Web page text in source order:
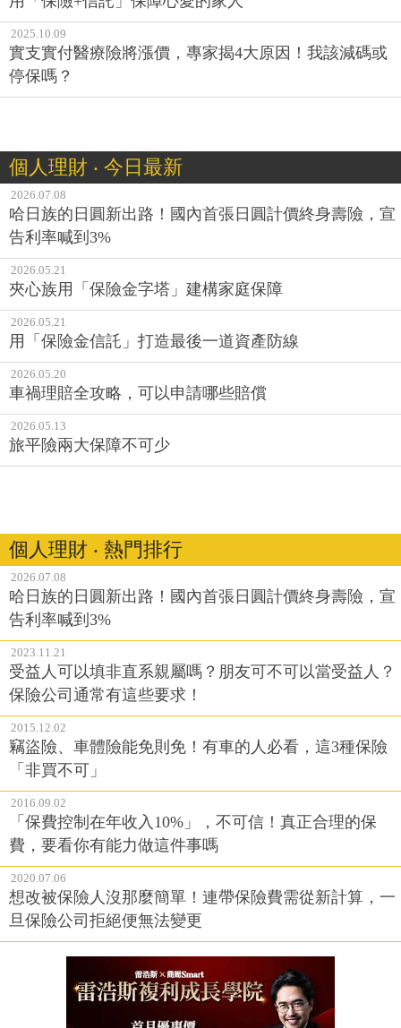
2025.10.09
實支實付醫療險將漲價，專家揭4大原因！我該減碼或
停保嗎？
個人理財 ‧ 今日最新
2026.07.08
哈日族的日圓新出路！國內首張日圓計價終身壽險，宣
告利率喊到3%
2026.05.21
夾心族用「保險金字塔」建構家庭保障
2026.05.21
用「保險金信託」打造最後一道資產防線
2026.05.20
車禍理賠全攻略，可以申請哪些賠償
2026.05.13
旅平險兩大保障不可少
個人理財 ‧ 熱門排行
2026.07.08
哈日族的日圓新出路！國內首張日圓計價終身壽險，宣
告利率喊到3%
2023.11.21
受益人可以填非直系親屬嗎？朋友可不可以當受益人？
保險公司通常有這些要求！
2015.12.02
竊盜險、車體險能免則免！有車的人必看，這3種保險
「非買不可」
2016.09.02
「保費控制在年收入10%」，不可信！真正合理的保
費，要看你有能力做這件事嗎
2020.07.06
想改被保險人沒那麼簡單！連帶保險費需從新計算，一
旦保險公司拒絕便無法變更